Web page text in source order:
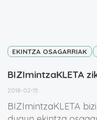
EKINTZA OSAGARRIAK
BIZImintzaKLETA
2018-02-15
BIZImintzaKLETA